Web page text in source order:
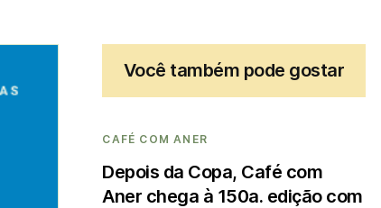
Você também pode gostar
CAFÉ COM ANER
Depois da Copa, Café com
Aner chega à 150a. edição com